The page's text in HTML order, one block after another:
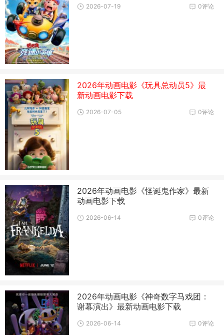
0评论
2026-07-19
2026年动画电影《玩具总动员5》最
新动画电影下载
0评论
2026-07-05
2026年动画电影《怪诞鬼作家》最新
动画电影下载
0评论
2026-06-14
2026年动画电影《神奇数字马戏团：
谢幕演出》最新动画电影下载
0评论
2026-06-14